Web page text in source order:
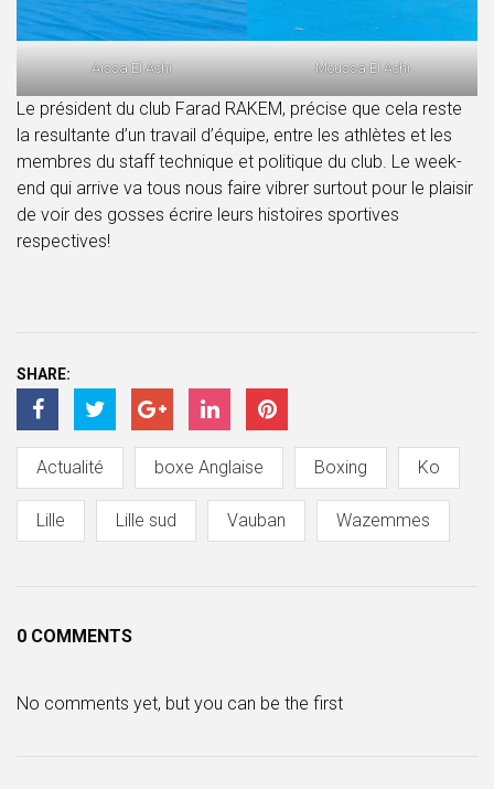
Aissa El Achi Moussa El Achi
Le président du club Farad RAKEM, précise que cela reste
la resultante d’un travail d’équipe, entre les athlètes et les
membres du staff technique et politique du club. Le week-
end qui arrive va tous nous faire vibrer surtout pour le plaisir
de voir des gosses écrire leurs histoires sportives
respectives!
SHARE:
Actualité boxe Anglaise Boxing Ko
Lille Lille sud Vauban Wazemmes
0 COMMENTS
No comments yet, but you can be the first